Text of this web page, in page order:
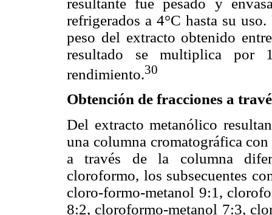
resultante fue pesado y
refrigerados a 4°C hasta su
peso del extracto obtenido
resultado se multiplica por
rendimiento.30
Obtención de fracciones a
Del extracto metanólico
una columna cromatográfica
a través de la columna
cloroformo, los subsecuentes
cloro-formo-metanol 9:1,
8:2, cloroformo-metanol 7:3,